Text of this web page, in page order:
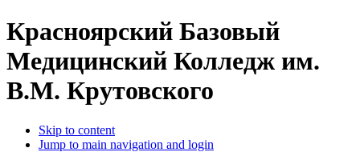
Красноярский Базовый
Медицинский Колледж им.
В.М. Крутовского
Skip to content
Jump to main navigation and login